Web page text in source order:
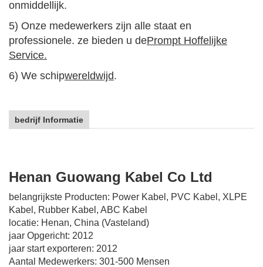
onmiddellijk.
5) Onze medewerkers zijn alle staat en
professionele. ze bieden u dePrompt Hoffelijke
Service.
6) We schipwereldwijd.
bedrijf Informatie
Henan Guowang Kabel Co Ltd
belangrijkste Producten: Power Kabel, PVC Kabel, XLPE
Kabel, Rubber Kabel, ABC Kabel
locatie: Henan, China (Vasteland)
jaar Opgericht: 2012
jaar start exporteren: 2012
Aantal Medewerkers: 301-500 Mensen